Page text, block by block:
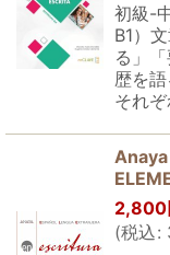
初級-
B1）
る」
歴を
それ
Anaya
2,800
(税込: